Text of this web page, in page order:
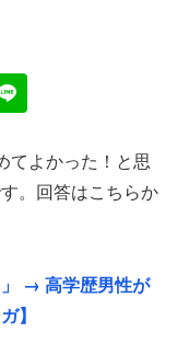
ない』（と言われ
と好き勝手三昧で
タルに不調をきた
てよかった！と思
。回答はこちらか
→ 高学歴男性が
】